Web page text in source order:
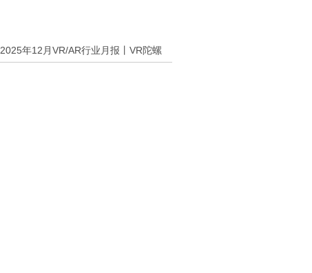
2025年12月VR/AR行业月报丨VR陀螺